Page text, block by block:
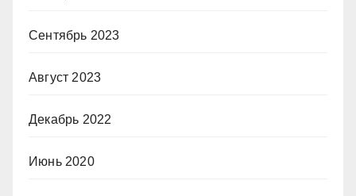
Сентябрь 2023
Август 2023
Декабрь 2022
Июнь 2020